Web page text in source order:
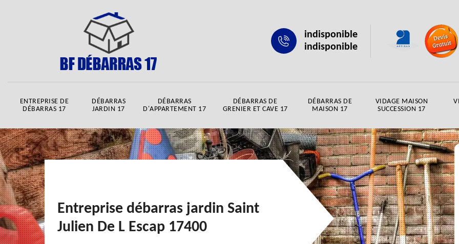
indisponible
indisponible
ENTREPRISE DE
DÉBARRAS 17
DÉBARRAS
JARDIN 17
DÉBARRAS
D'APPARTEMENT 17
DÉBARRAS DE
GRENIER ET CAVE 17
DÉBARRAS DE
MAISON 17
VIDAGE MAISON
SUCCESSION 17
Entreprise débarras jardin Saint
Julien De L Escap 17400